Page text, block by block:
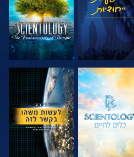
בדוק את הסדרה צפה